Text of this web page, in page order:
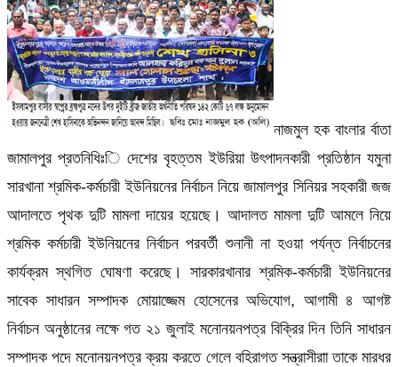
নাজমুল হক বাংলার র্বাতা
জামালপুর প্রতনিধিঃি দেশের বৃহত্তম ইউরিয়া উৎপাদনকারী প্রতিষ্ঠান যমুনা
সারখানা শ্রমিক-কর্মচারী ইউনিয়নের নির্বাচন নিয়ে জামালপুর সিনিয়র সহকারী জজ
আদালতে পৃথক দুটি মামলা দায়ের হয়েছে। আদালত মামলা দুটি আমলে নিয়ে
শ্রমিক কর্মচারী ইউনিয়নের নির্বাচন পরবর্তী শুনানী না হওয়া পর্যন্ত নির্বাচনের
কার্যক্রম স্থগিত ঘোষণা করেছে। সারকারখানার শ্রমিক-কর্মচারী ইউনিয়নের
সাবেক সাধারন সম্পাদক মোয়াজ্জেম হোসেনের অভিযোগ, আগামী ৪ আগষ্ট
নির্বাচন অনুষ্ঠানের লক্ষে গত ২১ জুলাই মনোনয়নপত্র বিক্রির দিন তিনি সাধারন
সম্পাদক পদে মনোনয়নপত্র ক্রয় করতে গেলে বহিরাগত সন্ত্রাসীরাা তাকে মারধর